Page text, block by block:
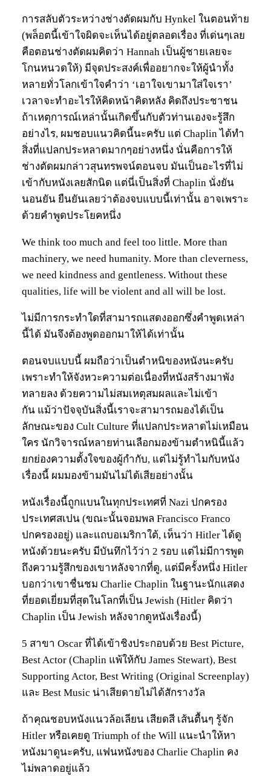
การสลับตัวระหว่างช่างตัดผมกับ Hynkel ในตอนท้าย
(พล็อตนี้เข้าใจผิดจะเห็นได้อยู่ตลอดเรื่อง ที่เด่นๆเลย
คือตอนช่างตัดผมคิดว่า Hannah เป็นผู้ชายเลยจะ
โกนหนวดให้) มีจุดประสงค์เพื่ออยากจะให้ผู้นำทั้ง
หลายทั่วโลกเข้าใจคำว่า ‘เอาใจเขามาใส่ใจเรา’
เวลาจะทำอะไรให้คิดหน้าคิดหลัง คิดถึงประชาชน
ถ้าเหตุการณ์เหล่านั้นเกิดขึ้นกับตัวท่านเองจะรู้สึก
อย่างไร, ผมชอบแนวคิดนี้นะครับ แต่ Chaplin ได้ทำ
สิ่งที่แปลกประหลาดมากๆอย่างหนึ่ง นั่นคือการให้
ช่างตัดผมกล่าวสุนทรพจน์ตอนจบ มันเป็นอะไรที่ไม่
เข้ากับหนังเลยสักนิด แต่นี่เป็นสิ่งที่ Chaplin นั่งยัน
นอนยัน ยืนยันเลยว่าต้องจบแบบนี้เท่านั้น อาจเพราะ
ด้วยคำพูดประโยคหนึ่ง
We think too much and feel too little. More than
machinery, we need humanity. More than cleverness,
we need kindness and gentleness. Without these
qualities, life will be violent and all will be lost.
ไม่มีการกระทำใดที่สามารถแสดงออกซึ่งคำพูดเหล่า
นี้ได้ มันจึงต้องพูดออกมาให้ได้เท่านั้น
ตอนจบแบบนี้ ผมถือว่าเป็นตำหนิของหนังนะครับ
เพราะทำให้จังหวะความต่อเนื่องที่หนังสร้างมาพัง
ทลายลง ด้วยความไม่สมเหตุสมผลและไม่เข้า
กัน แม้ว่าปัจจุบันสิ่งนี้เราจะสามารถมองได้เป็น
ลักษณะของ Cult Culture ที่แปลกประหลาดไม่เหมือน
ใคร นักวิจารณ์หลายท่านเลือกมองข้ามตำหนินี้แล้ว
ยกย่องความตั้งใจของผู้กำกับ, แต่ไม่รู้ทำไมกับหนัง
เรื่องนี้ ผมมองข้ามมันไม่ได้เสียอย่างนั้น
หนังเรื่องนี้ถูกแบนในทุกประเทศที่ Nazi ปกครอง
ประเทศสเปน (ขณะนั้นจอมพล Francisco Franco
ปกครองอยู่) และแถบอเมริกาใต้, เห็นว่า Hitler ได้ดู
หนังด้วยนะครับ มีบันทึกไว้ว่า 2 รอบ แต่ไม่มีการพูด
ถึงความรู้สึกของเขาหลังจากที่ดู, แต่มีครั้งหนึ่ง Hitler
บอกว่าเขาชื่นชม Charlie Chaplin ในฐานะนักแสดง
ที่ยอดเยี่ยมที่สุดในโลกที่เป็น Jewish (Hitler คิดว่า
Chaplin เป็น Jewish หลังจากดูหนังเรื่องนี้)
5 สาขา Oscar ที่ได้เข้าชิงประกอบด้วย Best Picture,
Best Actor (Chaplin แพ้ให้กับ James Stewart), Best
Supporting Actor, Best Writing (Original Screenplay)
และ Best Music น่าเสียดายไม่ได้สักรางวัล
ถ้าคุณชอบหนังแนวล้อเลียน เสียดสี เส้นตื้นๆ รู้จัก
Hitler หรือเคยดู Triumph of the Will แนะนำให้หา
หนังมาดูนะครับ, แฟนหนังของ Charlie Chaplin คง
ไม่พลาดอยู่แล้ว